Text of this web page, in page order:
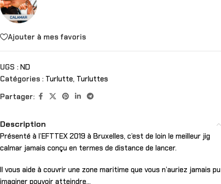
Ajouter à mes favoris
UGS : ND
Catégories : Turlutte, Turluttes
Partager:
Description
Présenté à l’EFTTEX 2019 à Bruxelles, c’est de loin le meilleur jig
calmar jamais conçu en termes de distance de lancer.
Il vous aide à couvrir une zone maritime que vous n’auriez jamais pu
imaginer pouvoir atteindre…